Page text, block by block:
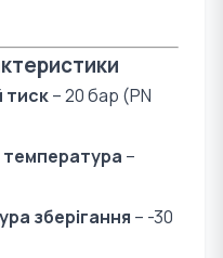
тиск– 20 бар (PN
–
зберігання – -30